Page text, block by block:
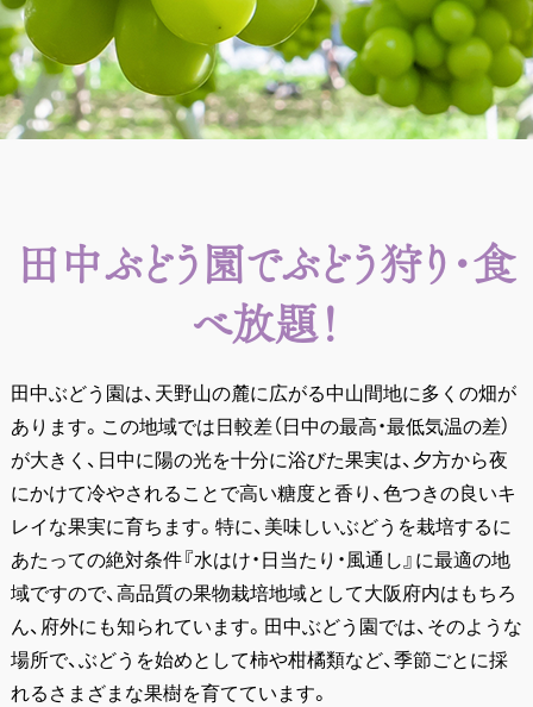
田中ぶどう園でぶどう狩り・食
べ放題！
田中ぶどう園は、天野山の麓に広がる中山間地に多くの畑が
あります。この地域では日較差（日中の最高・最低気温の差）
が大きく、日中に陽の光を十分に浴びた果実は、夕方から夜
にかけて冷やされることで高い糖度と香り、色つきの良いキ
レイな果実に育ちます。特に、美味しいぶどうを栽培するに
あたっての絶対条件『水はけ・日当たり・風通し』に最適の地
域ですので、高品質の果物栽培地域として大阪府内はもちろ
ん、府外にも知られています。田中ぶどう園では、そのような
場所で、ぶどうを始めとして柿や柑橘類など、季節ごとに採
れるさまざまな果樹を育てています。